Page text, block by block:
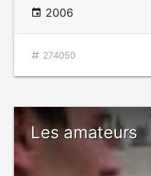
2006
274050
Les amateurs